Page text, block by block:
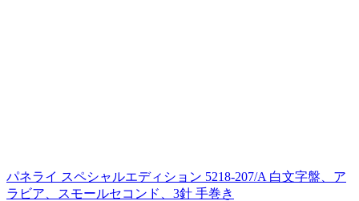
パネライ スペシャルエディション 5218-207/A 白文字盤、ア
ラビア、スモールセコンド、3針 手巻き